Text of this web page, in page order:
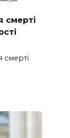
смерті
смерті